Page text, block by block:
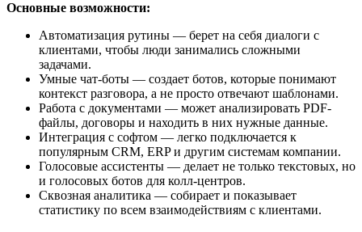
Основные возможности:
Автоматизация рутины — берет на себя диалоги с
клиентами, чтобы люди занимались сложными
задачами.
Умные чат-боты — создает ботов, которые понимают
контекст разговора, а не просто отвечают шаблонами.
Работа с документами — может анализировать PDF-
файлы, договоры и находить в них нужные данные.
Интеграция с софтом — легко подключается к
популярным CRM, ERP и другим системам компании.
Голосовые ассистенты — делает не только текстовых, но
и голосовых ботов для колл-центров.
Сквозная аналитика — собирает и показывает
статистику по всем взаимодействиям с клиентами.